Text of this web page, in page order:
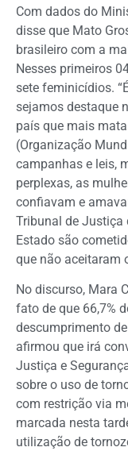
Com dados do
disse que Mato
brasileiro com a
Nesses primeiros
sete feminicídios.
sejamos destaque
país que mais
(Organização
campanhas e leis,
perplexas, as
confiavam e
Tribunal de Justiça
Estado são
que não aceitaram
No discurso, Mara
fato de que 66,7%
descumprimento
afirmou que irá
Justiça e
sobre o uso de
com restrição via
marcada nesta
utilização de